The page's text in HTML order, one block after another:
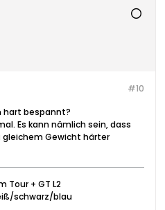
#10
hart bespannt?
Es kann nämlich sein, dass
gleichem Gewicht härter
Tour + GT L2
schwarz/blau